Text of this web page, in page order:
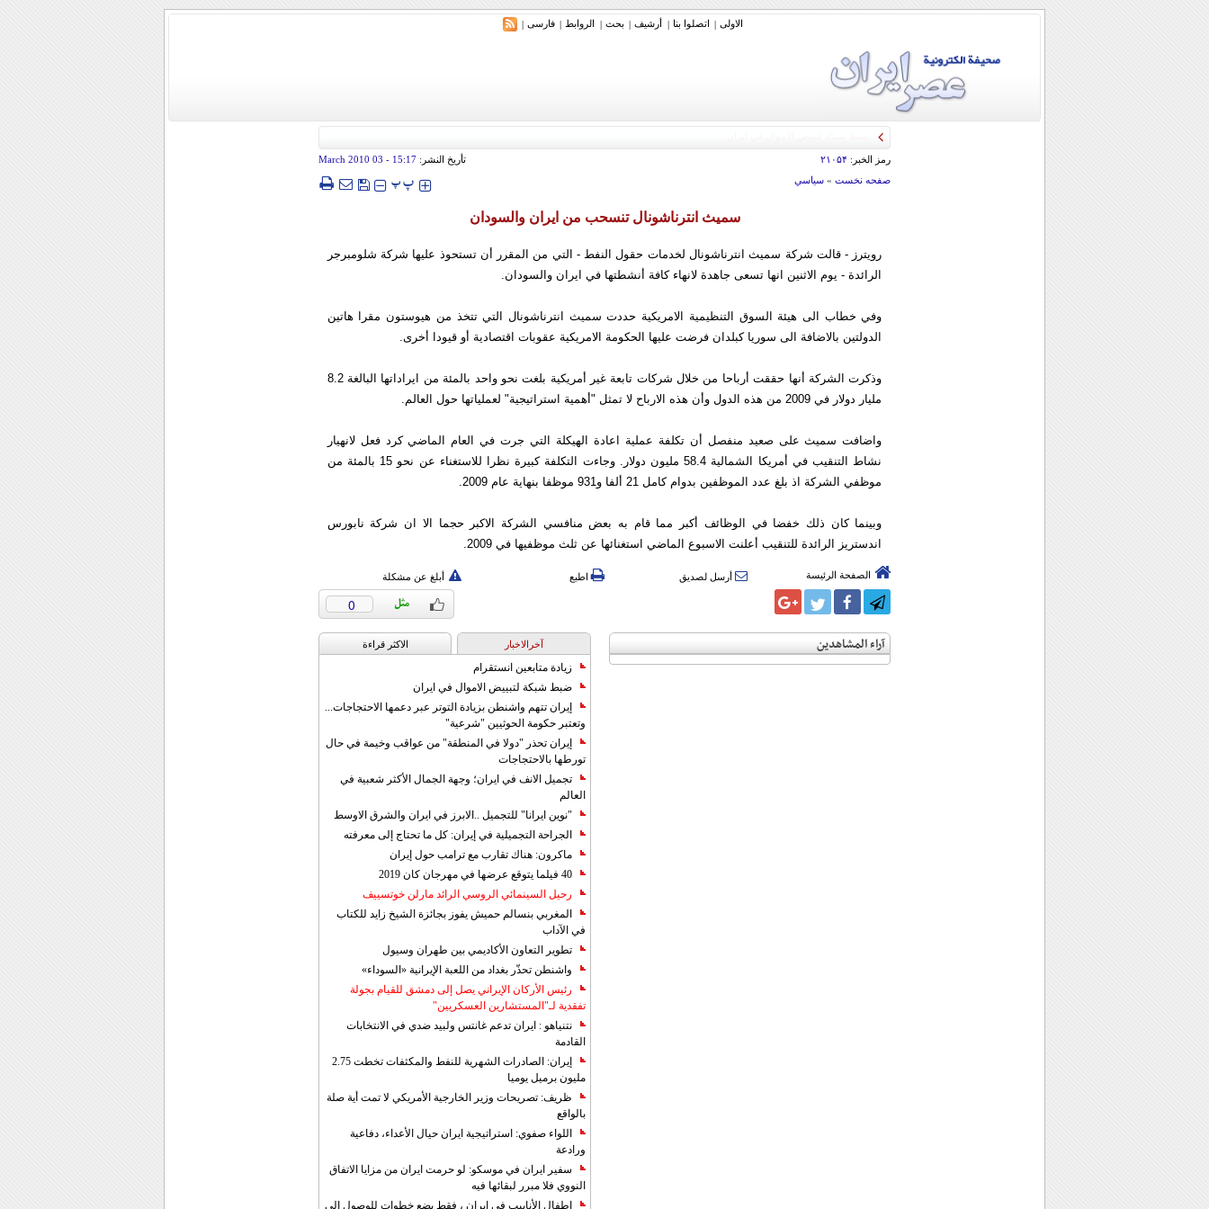
الاولی | اتصلوا بنا | أرشیف | بحث | الروابط | فارسی |
رمز الخبر: ۲۱۰۵۴ تأريخ النشر:15:17
- 03 March 2010
صفحه نخست» سياسي ‍‍‍ پپ
سميث انترناشونال تنسحب من ايران والسودان
رويترز - قالت شركة سميث انترناشونال لخدمات حقول النفط - التي من المقرر أن تستحوذ عليها شركة شلومبرجر
الرائدة - يوم الاثنين انها تسعى جاهدة لانهاء كافة أنشطتها في ايران والسودان.
وفي خطاب الى هيئة السوق التنظيمية الامريكية حددت سميث انترناشونال التي تتخذ من هيوستون مقرا هاتين
الدولتين بالاضافة الى سوريا كبلدان فرضت عليها الحكومة الامريكية عقوبات اقتصادية أو قيودا أخرى.
وذكرت الشركة أنها حققت أرباحا من خلال شركات تابعة غير أمريكية بلغت نحو واحد بالمئة من ايراداتها البالغة 8.2
مليار دولار في 2009 من هذه الدول وأن هذه الارباح لا تمثل "أهمية استراتيجية" لعملياتها حول العالم.
واضافت سميث على صعيد منفصل أن تكلفة عملية اعادة الهيكلة التي جرت في العام الماضي كرد فعل لانهيار
نشاط التنقيب في أمريكا الشمالية 58.4 مليون دولار. وجاءت التكلفة كبيرة نظرا للاستغناء عن نحو 15 بالمئة من
موظفي الشركة اذ بلغ عدد الموظفين بدوام كامل 21 ألفا و931 موظفا بنهاية عام 2009.
وبينما كان ذلك خفضا في الوظائف أكبر مما قام به بعض منافسي الشركة الاكبر حجما الا ان شركة نابورس
اندستريز الرائدة للتنقيب أعلنت الاسبوع الماضي استغنائها عن ثلث موظفيها في 2009.
الصفحة الرئيسة أرسل لصديق اطبع أبلغ عن مشكلة
0
آراء المشاهدين آخرالاخبار الاکثر قراءة
زيادة متابعين انستقرام
ضبط شبكة لتبييض الاموال في ايران
إيران تتهم واشنطن بزيادة التوتر عبر دعمها الاحتجاجات...
وتعتبر حكومة الحوثيين "شرعية"
إيران تحذر "دولا في المنطقة" من عواقب وخيمة في حال
تورطها بالاحتجاجات
تجميل الانف في ايران؛ وجهة الجمال الأكثر شعبية في
العالم
"نوين ايرانا" للتجميل ..الابرز في ايران والشرق الاوسط
الجراحة التجميلية في إيران: كل ما تحتاج إلى معرفته
ماكرون: هناك تقارب مع ترامب حول إيران
40 فيلما يتوقع عرضها في مهرجان كان 2019
رحيل السينمائي الروسي الرائد مارلن خوتسييف
المغربي بنسالم حميش يفوز بجائزة الشيخ زايد للكتاب
في الآداب
تطوير التعاون الأكاديمي بين طهران وسيول
واشنطن تحذّر بغداد من اللعبة الإيرانية «السوداء»
رئيس الأركان الإيراني يصل إلى دمشق للقيام بجولة
تفقدية لـ"المستشارين العسكريين"
نتنياهو : ايران تدعم غانتس ولبيد ضدي في الانتخابات
القادمة
إيران: الصادرات الشهریة للنفط والمكثفات تخطت 2.75
مليون برميل يوميا
ظريف: تصريحات وزير الخارجية الأمريكي لا تمت أية صلة
بالواقع
اللواء صفوي: استراتيجية ايران حيال الأعداء، دفاعية
ورادعة
سفير ايران في موسكو: لو حرمت ايران من مزايا الاتفاق
النووي فلا مبرر لبقائها فيه
اطفال الأنابيب في إيران ، فقط بضع خطوات للوصول إلى